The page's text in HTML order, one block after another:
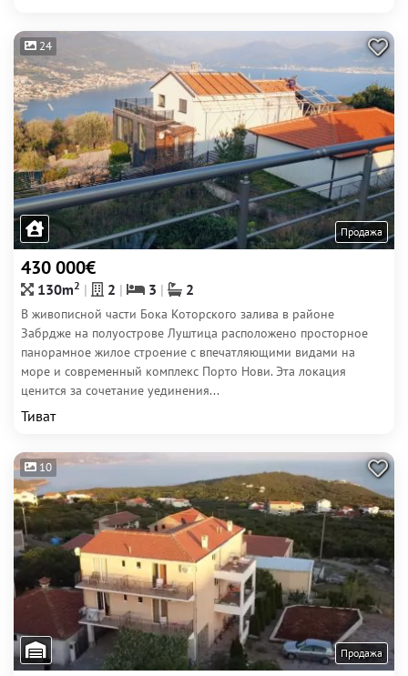
24
Продажа
430 000€
130m2 2 3 2
В живописной части Бока Которского залива в районе
Забрдже на полуострове Луштица расположено просторное
панорамное жилое строение с впечатляющими видами на
море и современный комплекс Порто Нови. Эта локация
ценится за сочетание уединения...
Тиват
10
Продажа